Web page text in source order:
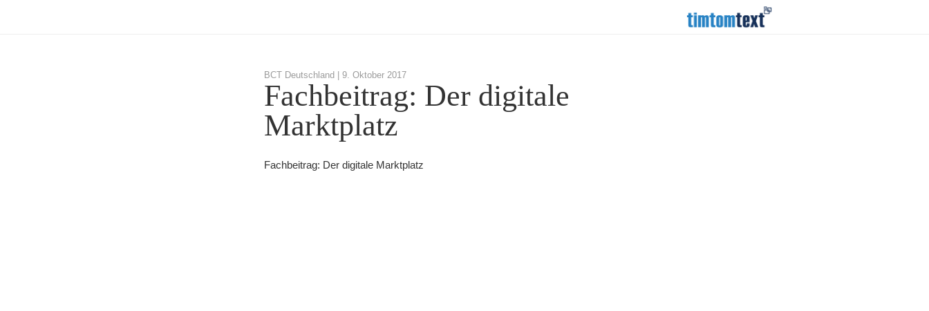
BCT Deutschland | 9. Oktober 2017
Fachbeitrag: Der digitale
Marktplatz
Fachbeitrag: Der digitale Marktplatz